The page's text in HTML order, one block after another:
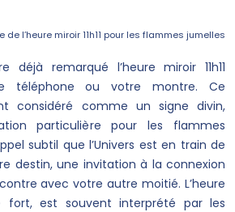
l’heure miroir 11h11 pour les flammes jumelles
déjà remarqué l’heure miroir 11h11
téléphone ou votre montre. Ce
considéré comme un signe divin,
particulière pour les flammes
subtil que l’Univers est en train de
destin, une invitation à la connexion
avec votre autre moitié. L’heure
fort, est souvent interprété par les